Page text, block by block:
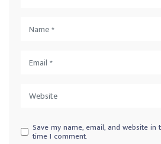
Save my name, email, and website
time I comment.